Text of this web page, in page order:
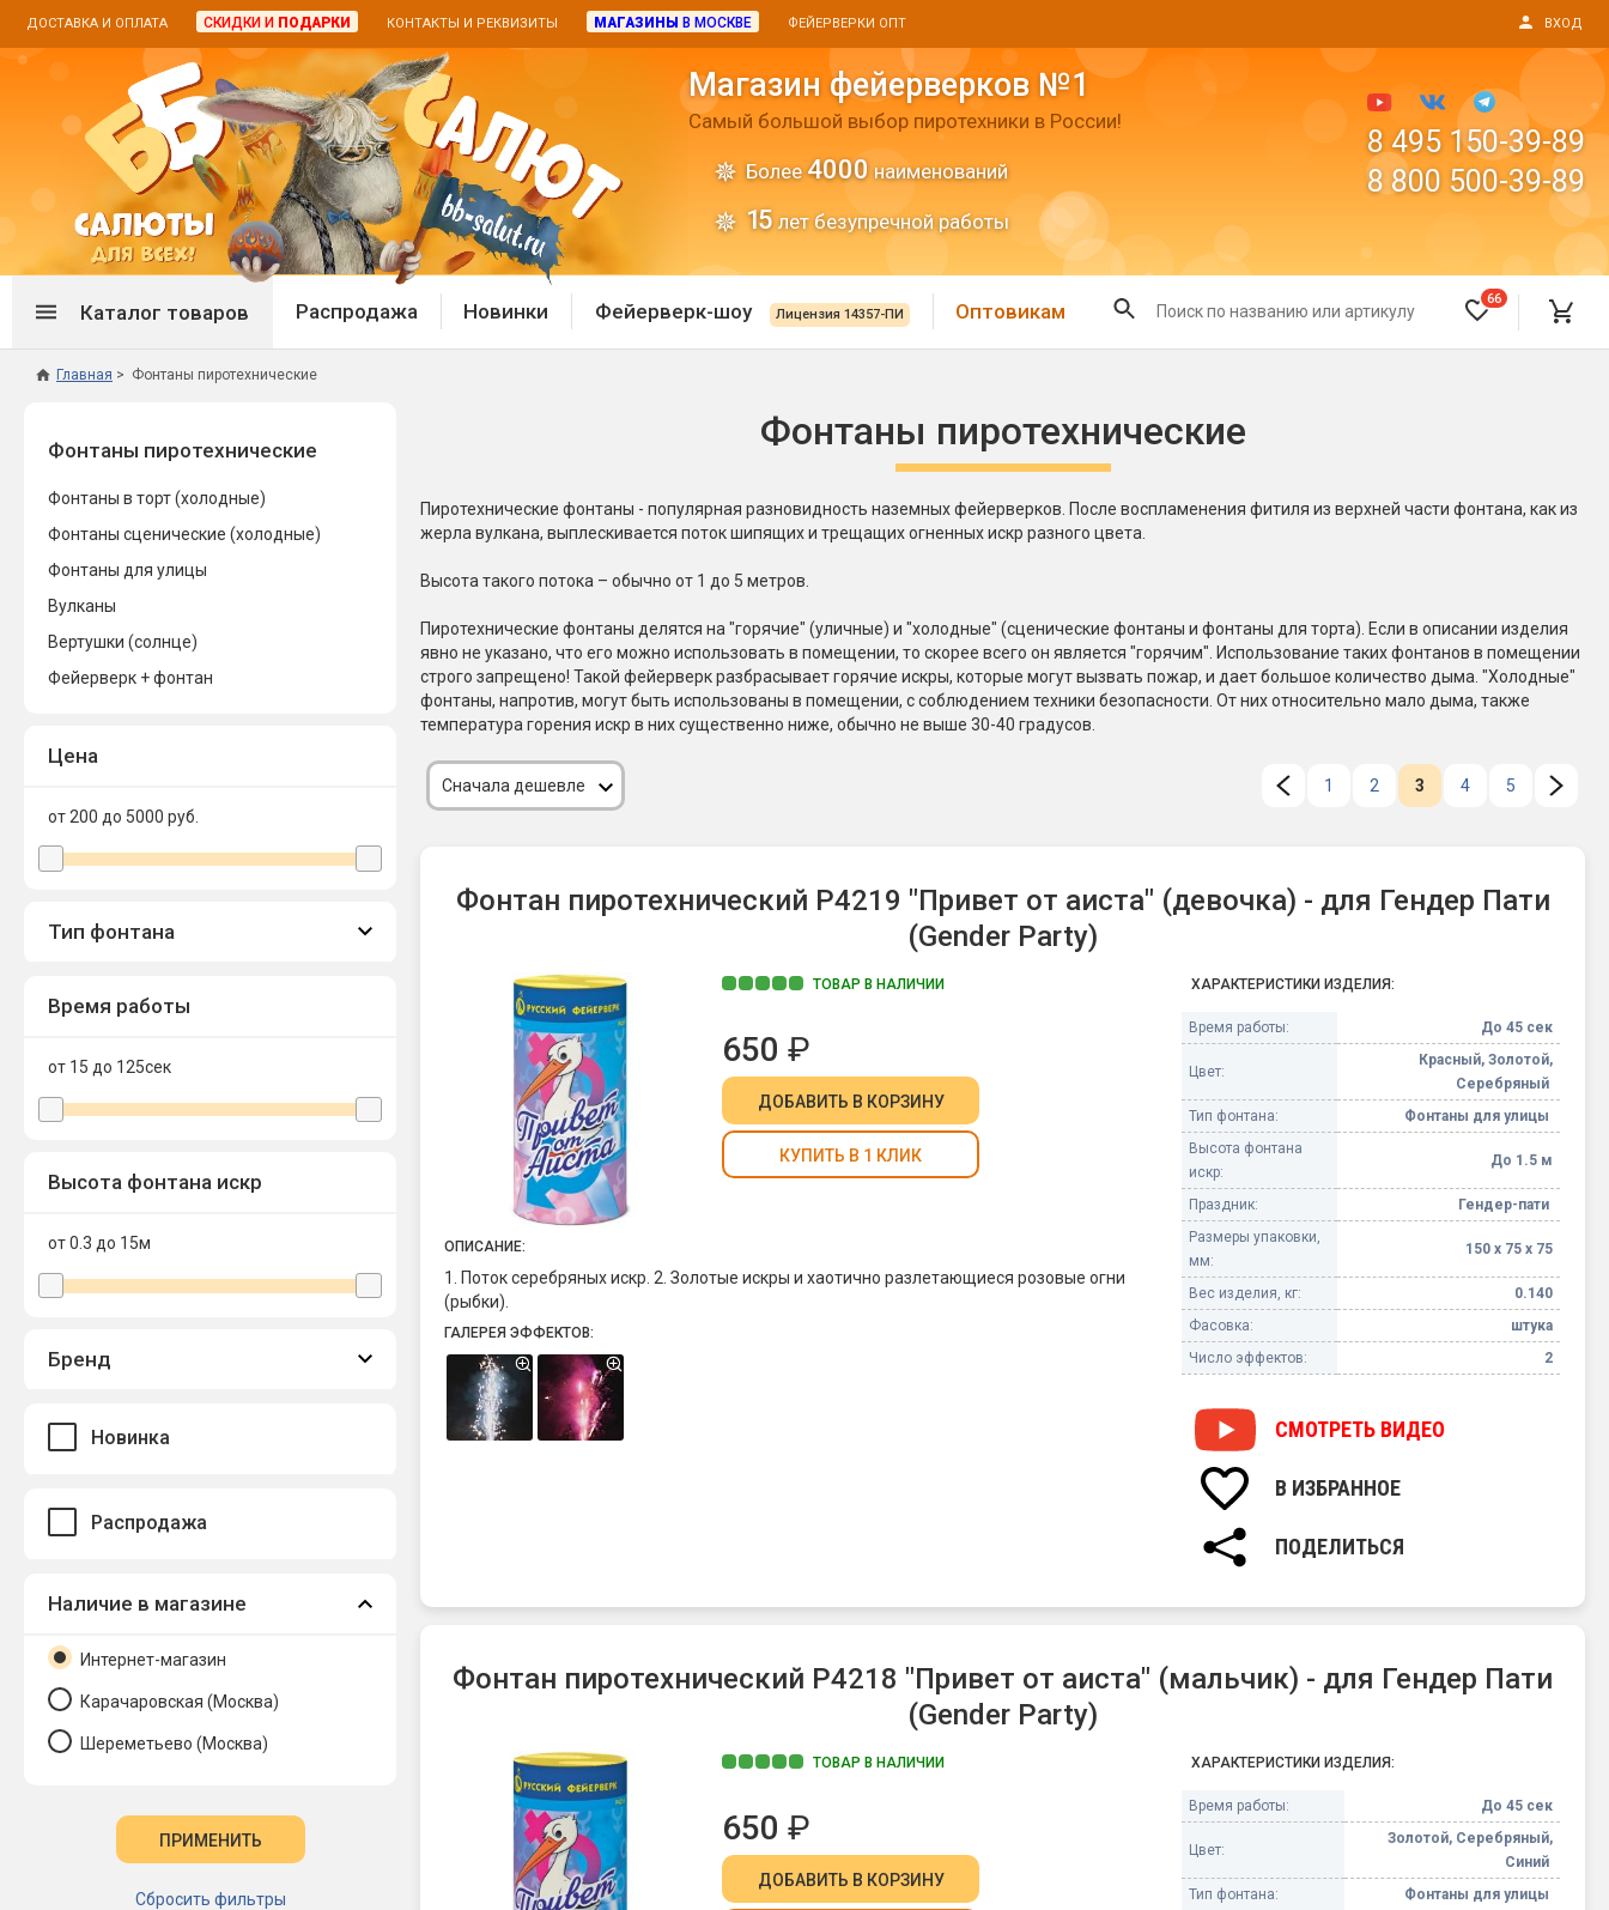
ДОСТАВКА И ОПЛАТА СКИДКИ И ПОДАРКИ КОНТАКТЫ И РЕКВИЗИТЫ МАГАЗИНЫ В МОСКВЕ ФЕЙЕРВЕРКИ ОПТ ВХОД
Магазин фейерверков №1
Самый большой выбор пиротехники в России!
Более 4000 наименований
15 лет безупречной работы
8 495 150-39-89
8 800 500-39-89
Каталог товаров
Распродажа фейерверков
Распродажа бенгальских огней
Новинки 2025/26
Фейерверки на свадьбу
Фейерверк-шоу
Хлопушки
Батареи салютов
Большие фейерверки
Пневмохлопушки
Петарды
Терочные
Фитильные
Лимонки, гранаты
Корсары
Летающие и наземные
Факелы цветного огня
Цветной дым
Стробоскопы
Сигнальная пиротехника
Хлопушки и пневмохлопушки
Маленькие хлопушки
Пневмохлопушки
Бенгальские огни
Бенгальские огни малые
Бенгальские огни большие
Фонтаны для улицы
Вулканы
Ракеты
Фонтаны в торт (холодные)
Небесные фонарики
Оборудование для
Елочные гирлянды
Распродажа Новинки Фейерверк-шоу Лицензия 14357-ПИ Оптовикам
66
Главная Фонтаны пиротехнические
Фонтаны пиротехнические
Фонтаны в торт (холодные)
Фонтаны сценические (холодные)
Фонтаны для улицы
Вулканы
Вертушки (солнце)
Фейерверк + фонтан
Цена
от 200 до 5000 руб.
Тип фонтана
Время работы
от 15 до 125сек
Высота фонтана искр
от 0.3 до 15м
Бренд
Новинка
Распродажа
Наличие в магазине
Интернет-магазин
Карачаровская (Москва)
Шереметьево (Москва)
Сбросить фильтры
Фонтаны пиротехнические
Пиротехнические фонтаны - популярная разновидность наземных фейерверков. После воспламенения фитиля из верхней части фонтана, как из
жерла вулкана, выплескивается поток шипящих и трещащих огненных искр разного цвета.
Высота такого потока – обычно от 1 до 5 метров.
Пиротехнические фонтаны делятся на "горячие" (уличные) и "холодные" (сценические фонтаны и фонтаны для торта). Если в описании изделия
явно не указано, что его можно использовать в помещении, то скорее всего он является "горячим". Использование таких фонтанов в помещении
строго запрещено! Такой фейерверк разбрасывает горячие искры, которые могут вызвать пожар, и дает большое количество дыма. "Холодные"
фонтаны, напротив, могут быть использованы в помещении, с соблюдением техники безопасности. От них относительно мало дыма, также
температура горения искр в них существенно ниже, обычно не выше 30-40 градусов.
Сначала дешевле 1 2 3 4 5
Фонтан пиротехнический Р4219 "Привет от аиста" (девочка) - для Гендер Пати
(Gender Party)
ТОВАР В НАЛИЧИИ
650 ₽
ДОБАВИТЬ В КОРЗИНУ
КУПИТЬ В 1 КЛИК
ОПИСАНИЕ:
1. Поток серебряных искр. 2. Золотые искры и хаотично разлетающиеся розовые огни
(рыбки).
ГАЛЕРЕЯ ЭФФЕКТОВ:
ХАРАКТЕРИСТИКИ ИЗДЕЛИЯ:
Время работы: До 45 сек
Цвет:
Красный, Золотой,
Серебряный
Тип фонтана:
Фонтаны для улицы
Высота фонтана
искр:
До 1.5 м
Праздник:
Гендер-пати
Размеры упаковки,
мм:
150 х 75 х 75
Вес изделия, кг:
0.140
Фасовка:
штука
Число эффектов:
2
СМОТРЕТЬ ВИДЕО
В ИЗБРАННОЕ
ПОДЕЛИТЬСЯ
Фонтан пиротехнический Р4218 "Привет от аиста" (мальчик) - для Гендер Пати
(Gender Party)
ТОВАР В НАЛИЧИИ
650 ₽
ДОБАВИТЬ В КОРЗИНУ
ХАРАКТЕРИСТИКИ ИЗДЕЛИЯ:
Время работы: До 45 сек
Цвет:
Золотой, Серебряный,
Синий
Тип фонтана:
Фонтаны для улицы